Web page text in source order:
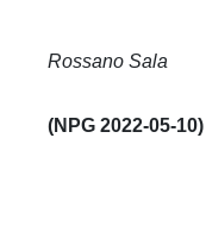
Rossano Sala
(NPG 2022-05-10)